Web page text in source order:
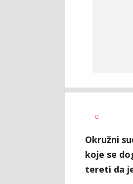
AUTOR
0
Okružni
koje se
tereti da